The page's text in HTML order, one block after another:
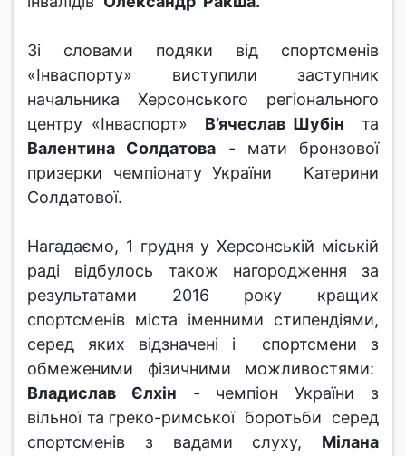
Зі словами подяки від спортсменів
«Інваспорту» виступили заступник
начальника Херсонського регіонального
центру «Інваспорт» В’ячеслав Шубін та
Валентина Солдатова - мати бронзової
призерки чемпіонату України Катерини
Солдатової.
Нагадаємо, 1 грудня у Херсонській міській
раді відбулось також нагородження за
результатами 2016 року кращих
спортсменів міста іменними стипендіями,
серед яких відзначені і спортсмени з
обмеженими фізичними можливостями:
Владислав Єлхін - чемпіон України з
вільної та греко-римської боротьби серед
спортсменів з вадами слуху, Мілана